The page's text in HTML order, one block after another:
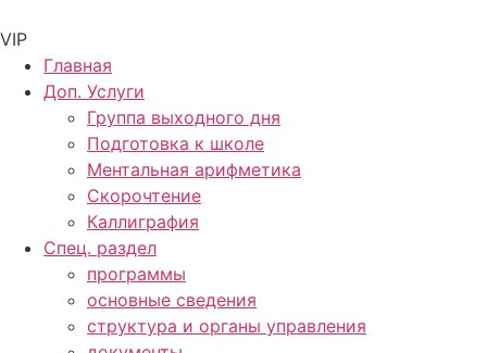
к
содержимому
VIP
Главная
Доп. Услуги
Группа выходного дня
Подготовка к школе
Ментальная арифметика
Скорочтение
Каллиграфия
Спец. раздел
программы
основные сведения​
структура и органы управления